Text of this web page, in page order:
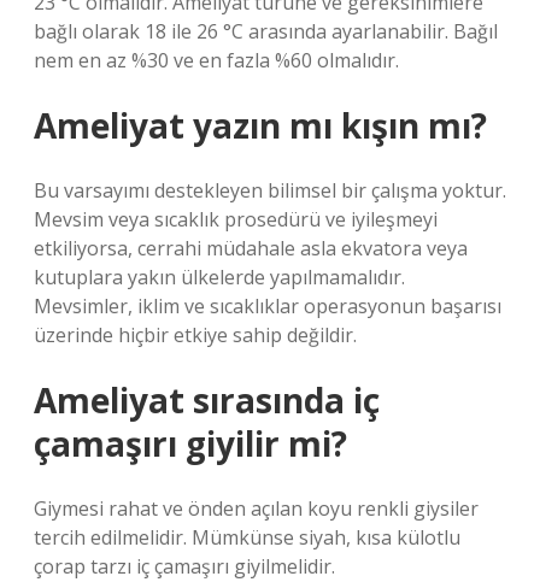
bağlı olarak 18 ile 26 °C arasında ayarlanabilir. Bağıl
nem en az %30 ve en fazla %60 olmalıdır.
Ameliyat yazın mı kışın mı?
Bu varsayımı destekleyen bilimsel bir çalışma yoktur.
Mevsim veya sıcaklık prosedürü ve iyileşmeyi
etkiliyorsa, cerrahi müdahale asla ekvatora veya
kutuplara yakın ülkelerde yapılmamalıdır.
Mevsimler, iklim ve sıcaklıklar operasyonun başarısı
üzerinde hiçbir etkiye sahip değildir.
Ameliyat sırasında iç
çamaşırı giyilir mi?
Giymesi rahat ve önden açılan koyu renkli giysiler
tercih edilmelidir. Mümkünse siyah, kısa külotlu
çorap tarzı iç çamaşırı giyilmelidir.